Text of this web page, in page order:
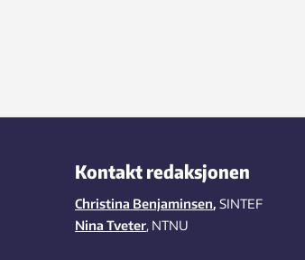
Kontakt redaksjonen
Christina Benjaminsen, SINTEF
Nina Tveter, NTNU